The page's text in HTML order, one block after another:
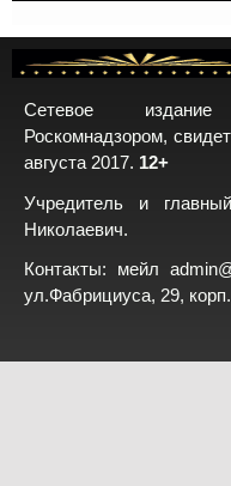
Сетевое издание
Роскомнадзором,
августа 2017. 12+
Учредитель и
Николаевич.
Контакты: мейл
ул.Фабрициуса, 29,